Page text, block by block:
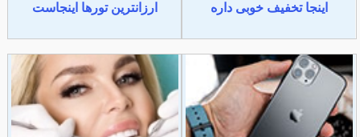
اینجا تخفیف خوبی داره
ارزانترین تورها اینجاست